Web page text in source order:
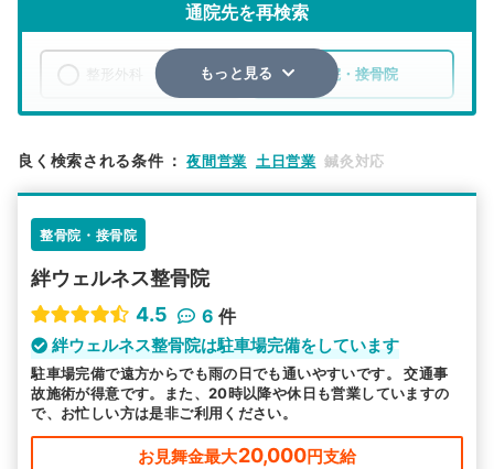
通院先を再検索
整骨院・接骨院
検索する
駅から探す 院名から探す
もっと見る
良く検索される条件 ： 夜間営業 土日営業 鍼灸対応
整骨院・接骨院
絆ウェルネス整骨院
4.5
6 件
絆ウェルネス整骨院は駐車場完備をしています
駐車場完備で遠方からでも雨の日でも通いやすいです。 交通事
故施術が得意です。また、20時以降や休日も営業していますの
で、お忙しい方は是非ご利用ください。
お見舞金最大20,000円支給